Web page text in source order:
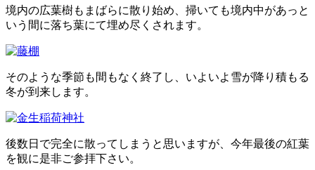
境内の広葉樹もまばらに散り始め、掃いても境内中があっと
いう間に落ち葉にて埋め尽くされます。
そのような季節も間もなく終了し、いよいよ雪が降り積もる
冬が到来します。
後数日で完全に散ってしまうと思いますが、今年最後の紅葉
を観に是非ご参拝下さい。